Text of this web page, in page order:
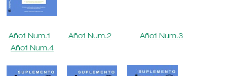
Año1 Num.1 Año1 Num.2
Año1 Num.3
Año1 Num.4